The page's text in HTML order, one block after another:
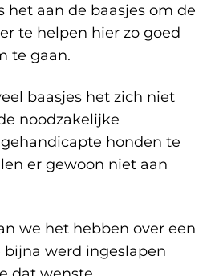
het aan de baasjes om de
te helpen hier zo goed
te gaan.
baasjes het zich niet
noodzakelijke
honden te
er gewoon niet aan
we het hebben over een
werd ingeslapen